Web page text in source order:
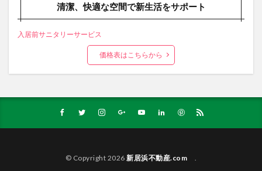
清潔、快適な空間で新生活をサポート
入居前サニタリーサービス
価格表はこちらから
© Copyright 2026新居浜不動産.com